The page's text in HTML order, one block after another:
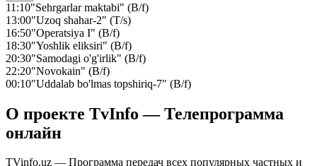
11:10"Sehrgarlar maktabi" (B/f)
13:00"Uzoq shahar-2" (T/s)
16:50"Operatsiya I" (B/f)
18:30"Yoshlik eliksiri" (B/f)
20:30"Samodagi o'g'irlik" (B/f)
22:20"Novokain" (B/f)
00:10"Uddalab bo'lmas topshiriq-7" (B/f)
О проекте TvInfo — Телепрограмма
онлайн
TVinfo.uz — Программа передач всех популярных частных и